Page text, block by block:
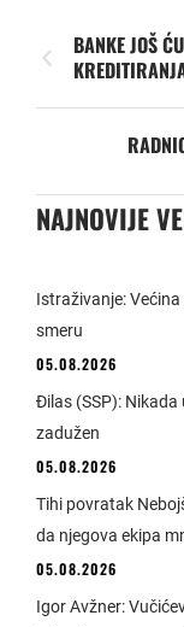
BANKE JOŠ
NAJNOVIJE
Istraživanje:
smeru
05.08.2026
Đilas (SSP): Nikada
zadužen
05.08.2026
Tihi povratak
da njegova ekipa
05.08.2026
Igor Avžner: